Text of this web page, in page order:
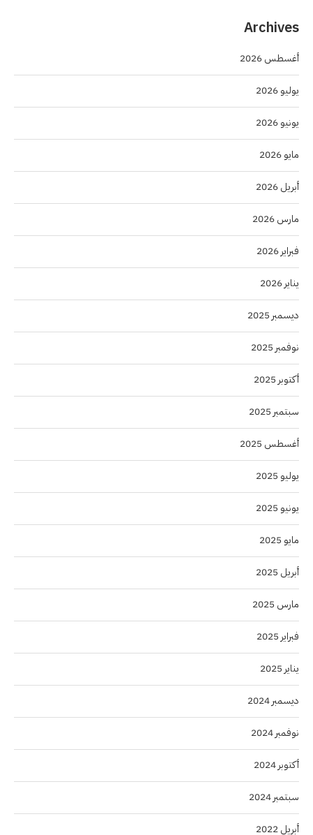
Archives
أغسطس 2026
يوليو 2026
يونيو 2026
مايو 2026
أبريل 2026
مارس 2026
فبراير 2026
يناير 2026
ديسمبر 2025
نوفمبر 2025
أكتوبر 2025
سبتمبر 2025
أغسطس 2025
يوليو 2025
يونيو 2025
مايو 2025
أبريل 2025
مارس 2025
فبراير 2025
يناير 2025
ديسمبر 2024
نوفمبر 2024
أكتوبر 2024
سبتمبر 2024
أبريل 2022